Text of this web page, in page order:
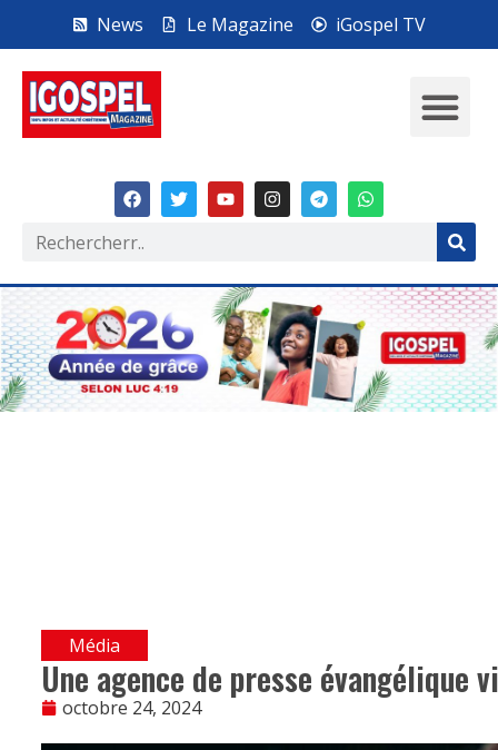
News Le Magazine iGospel TV
Média
Une agence de presse évangélique
octobre 24, 2024